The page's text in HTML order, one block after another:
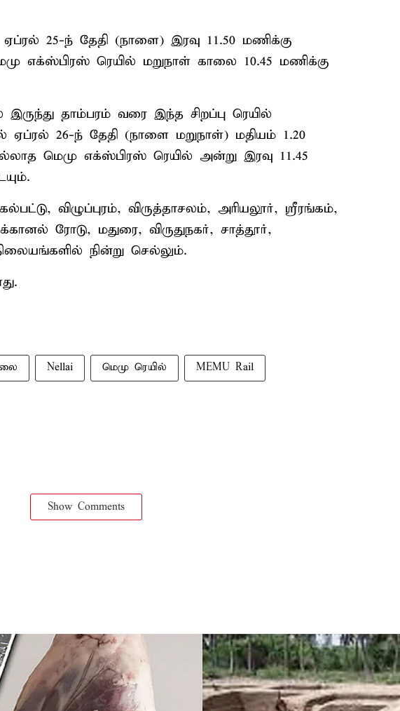
25-ந் தேதி (நாளை) இரவு 11.50 மணிக்கு
எக்ஸ்பிரஸ் ரெயில் மறுநாள் காலை 10.45 மணிக்கு
தாம்பரம் வரை இந்த சிறப்பு ரெயில்
ஏப்ரல் 26-ந் தேதி (நாளை மறுநாள்) மதியம் 1.20
மெமு எக்ஸ்பிரஸ் ரெயில் அன்று இரவு 11.45
விழுப்புரம், விருத்தாசலம், அரியலூர், ஸ்ரீரங்கம்,
ரோடு, மதுரை, விருதுநகர், சாத்தூர்,
நின்று செல்லும்.
Nellai மெமு ரெயில் MEMU Rail
Show Comments